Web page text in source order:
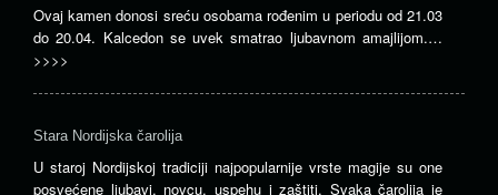
Ovaj kamen donosi sreću osobama rođenim u periodu od 21.03
do 20.04. Kalcedon se uvek smatrao ljubavnom amajlijom.…
>>>>
Stara Nordijska čarolija
U staroj Nordijskoj tradiciji najpopularnije vrste magije su one
posvećene ljubavi, novcu, uspehu i zaštiti. Svaka čarolija je